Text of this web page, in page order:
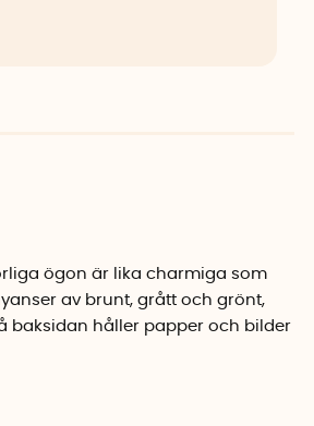
ögon är lika charmiga som
av brunt, grått och grönt,
baksidan håller papper och bilder